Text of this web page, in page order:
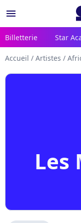
menu
Billetterie Star
Accueil / Artistes /
Les